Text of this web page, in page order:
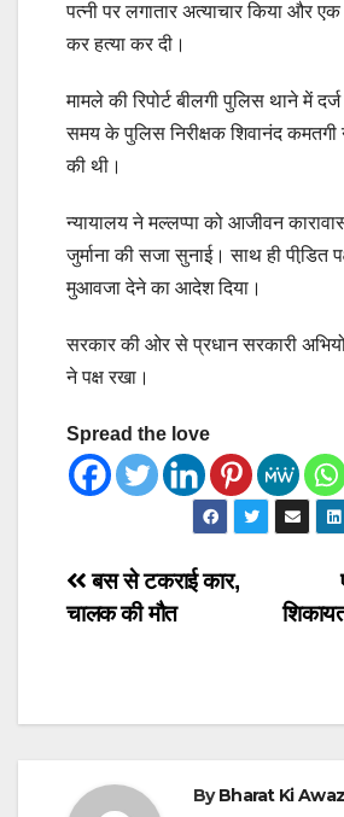
पत्नी पर लगातार अत्याचार किया और
कर हत्या कर दी।
मामले की रिपोर्ट बीलगी पुलिस थाने में
समय के पुलिस निरीक्षक शिवानंद कमतगी
की थी।
न्यायालय ने मल्लप्पा को आजीवन
जुर्माना की सजा सुनाई। साथ ही पीडि़त
मुआवजा देने का आदेश दिया।
सरकार की ओर से प्रधान सरकारी
ने पक्ष रखा।
Spread the love
Post
बस से टकराई कार,
चालक की मौत
ByBharat Ki Awaz